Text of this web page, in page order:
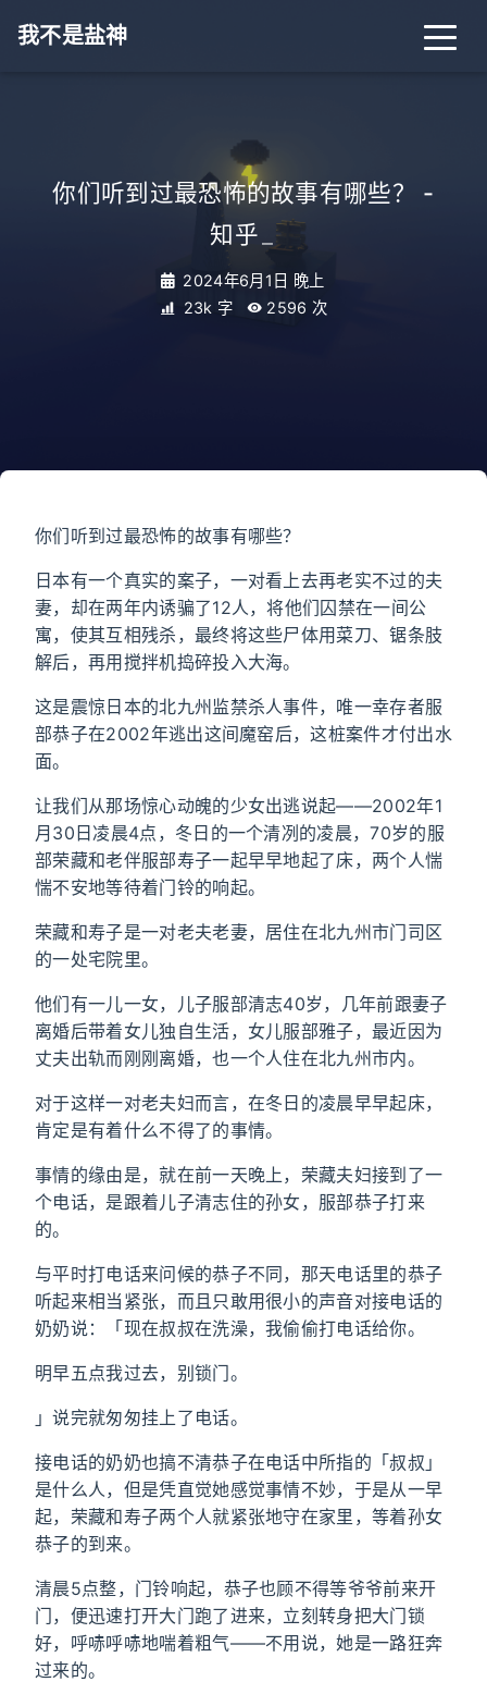
我不是盐神
你们听到过最恐怖的故事有哪些？ -
知乎
2024年6月1日 晚上
23k 字
2596 次
你们听到过最恐怖的故事有哪些？
日本有一个真实的案子，一对看上去再老实不过的夫
妻，却在两年内诱骗了12人，将他们囚禁在一间公
寓，使其互相残杀，最终将这些尸体用菜刀、锯条肢
解后，再用搅拌机捣碎投入大海。
这是震惊日本的北九州监禁杀人事件，唯一幸存者服
部恭子在2002年逃出这间魔窑后，这桩案件才付出水
面。
让我们从那场惊心动魄的少女出逃说起——2002年1
月30日凌晨4点，冬日的一个清冽的凌晨，70岁的服
部荣藏和老伴服部寿子一起早早地起了床，两个人惴
惴不安地等待着门铃的响起。
荣藏和寿子是一对老夫老妻，居住在北九州市门司区
的一处宅院里。
他们有一儿一女，儿子服部清志40岁，几年前跟妻子
离婚后带着女儿独自生活，女儿服部雅子，最近因为
丈夫出轨而刚刚离婚，也一个人住在北九州市内。
对于这样一对老夫妇而言，在冬日的凌晨早早起床，
肯定是有着什么不得了的事情。
事情的缘由是，就在前一天晚上，荣藏夫妇接到了一
个电话，是跟着儿子清志住的孙女，服部恭子打来
的。
与平时打电话来问候的恭子不同，那天电话里的恭子
听起来相当紧张，而且只敢用很小的声音对接电话的
奶奶说：「现在叔叔在洗澡，我偷偷打电话给你。
明早五点我过去，别锁门。
」说完就匆匆挂上了电话。
接电话的奶奶也搞不清恭子在电话中所指的「叔叔」
是什么人，但是凭直觉她感觉事情不妙，于是从一早
起，荣藏和寿子两个人就紧张地守在家里，等着孙女
恭子的到来。
清晨5点整，门铃响起，恭子也顾不得等爷爷前来开
门，便迅速打开大门跑了进来，立刻转身把大门锁
好，呼哧呼哧地喘着粗气——不用说，她是一路狂奔
过来的。